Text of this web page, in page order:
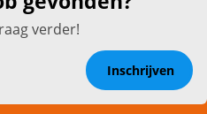
verder!
Inschrijven